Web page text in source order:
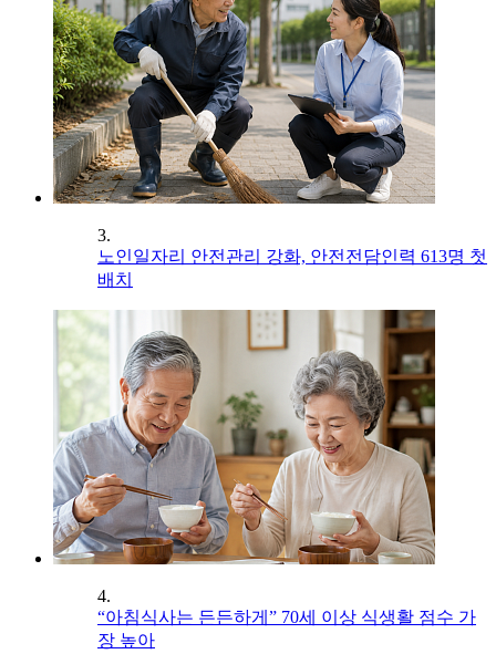
3.
노인일자리 안전관리 강화, 안전전담인력 613명 첫
배치
4.
“아침식사는 든든하게” 70세 이상 식생활 점수 가
장 높아